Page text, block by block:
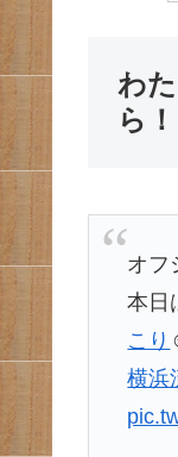
わ
ら！
オフ
本日
こり
横浜